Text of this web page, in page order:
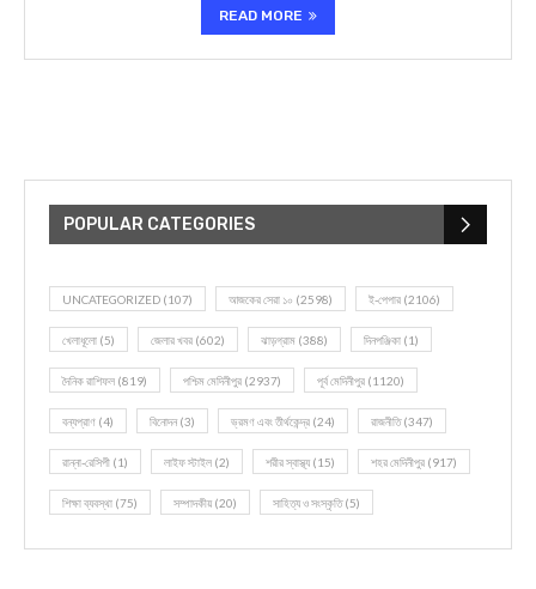
READ MORE
POPULAR CATEGORIES
UNCATEGORIZED (107) আজকের সেরা ১০ (2598) ই-পেপার (2106)
খেলাধূলো (5) জেলার খবর (602) ঝাড়গ্রাম (388) দিনপঞ্জিকা (1)
দৈনিক রাশিফল (819) পশ্চিম মেদিনীপুর (2937) পূর্ব মেদিনীপুর (1120)
বন্যপ্রাণ (4) বিনোদন(3) ভ্রমণ এবং তীর্থকেন্দ্র (24) রাজনীতি(347)
রান্না-রেসিপী (1) লাইফ স্টাইল (2) শরীর স্বাস্থ্য (15) শহর মেদিনীপুর (917)
শিক্ষা ব্যবস্থা (75) সম্পাদকীয় (20) সাহিত্য ও সংস্কৃতি(5)